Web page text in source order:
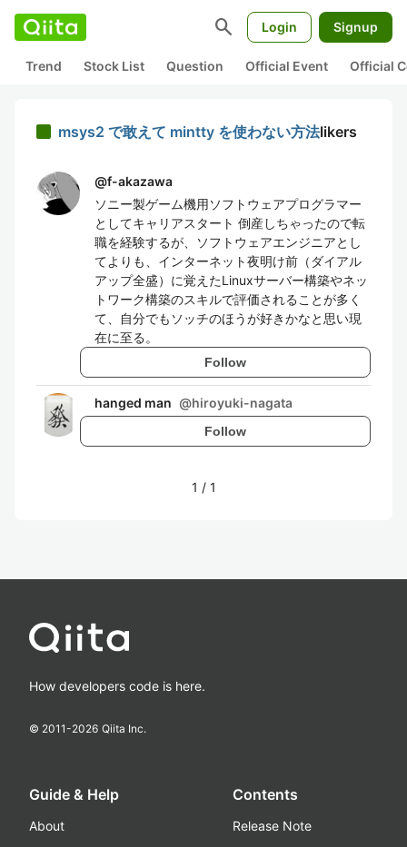
search Login Signup
Trend Stock List Question Official Event Official
msys2 で敢えて mintty を使わない方法likers
@f-akazawa
ソニー製ゲーム機用ソフトウェアプログラマー
としてキャリアスタート 倒産しちゃったので転
職を経験するが、ソフトウェアエンジニアとし
てよりも、インターネット夜明け前（ダイアル
アップ全盛）に覚えたLinuxサーバー構築やネッ
トワーク構築のスキルで評価されることが多く
て、自分でもソッチのほうが好きかなと思い現
在に至る。
Follow
hanged man @hiroyuki-nagata
Follow
1 / 1
How developers code is here.
© 2011-2026 Qiita Inc.
Guide & Help
About
Contents
Release Note